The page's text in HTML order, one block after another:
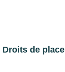
Droits de place